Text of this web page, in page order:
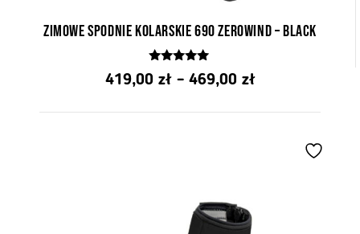
Zimowe spodnie kolarskie 690 ZeroWind – Black
4.90
z 5
419,00 zł – 469,00 złZakres
419,00 zł